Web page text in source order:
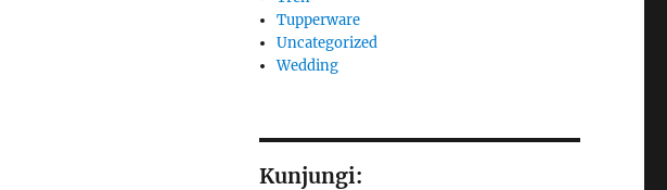
Tupperware
Uncategorized
Wedding
Kunjungi: